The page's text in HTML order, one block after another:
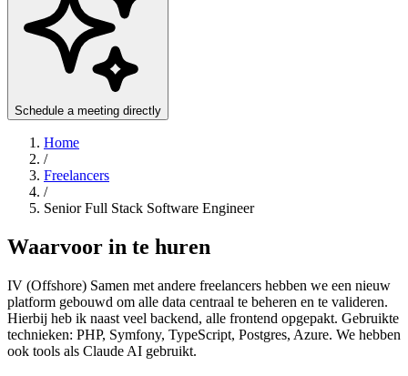
Schedule a meeting directly
Home
/
Freelancers
/
Senior Full Stack Software Engineer
Waarvoor in te huren
IV (Offshore) Samen met andere freelancers hebben we een nieuw
platform gebouwd om alle data centraal te beheren en te valideren.
Hierbij heb ik naast veel backend, alle frontend opgepakt. Gebruikte
technieken: PHP, Symfony, TypeScript, Postgres, Azure. We hebben
ook tools als Claude AI gebruikt.